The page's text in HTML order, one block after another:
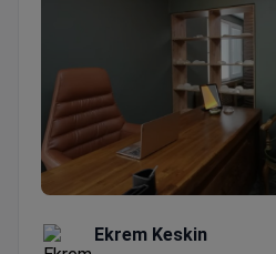
Ekrem Keskin